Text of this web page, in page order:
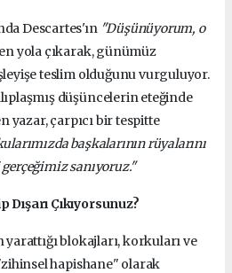
Descartes'ın "Düşünüyorum, o
yola çıkarak, günümüz
teslim olduğunu vurguluyor.
düşüncelerin eteğinde
yazar, çarpıcı bir tespitte
başkalarının rüyalarını
sanıyoruz."
Çıkıyorsunuz?
blokajları, korkuları ve
hapishane" olarak